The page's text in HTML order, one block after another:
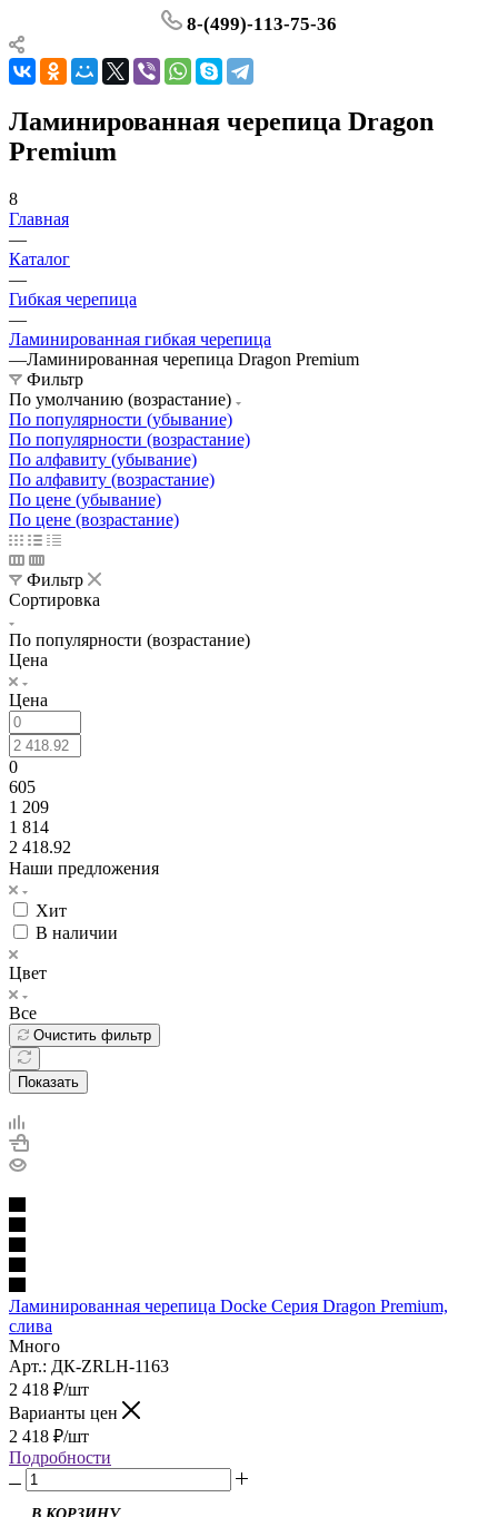
8-(499)-113-75-36
Ламинированная черепица Dragon
Premium
8
Главная
—
Каталог
—
Гибкая черепица
—
Ламинированная гибкая черепица
—Ламинированная черепица Dragon Premium
Фильтр
По умолчанию (возрастание)
По популярности (убывание)
По популярности (возрастание)
По алфавиту (убывание)
По алфавиту (возрастание)
По цене (убывание)
По цене (возрастание)
Фильтр
Сортировка
По популярности (возрастание)
Цена
Цена
0
605
1 209
1 814
2 418.92
Наши предложения
Хит
В наличии
Цвет
Все
Очистить фильтр
Показать
Ламинированная черепица Docke Серия Dragon Premium,
слива
Много
Арт.: ДК-ZRLH-1163
2 418 ₽/шт
Варианты цен
2 418 ₽/шт
Подробности